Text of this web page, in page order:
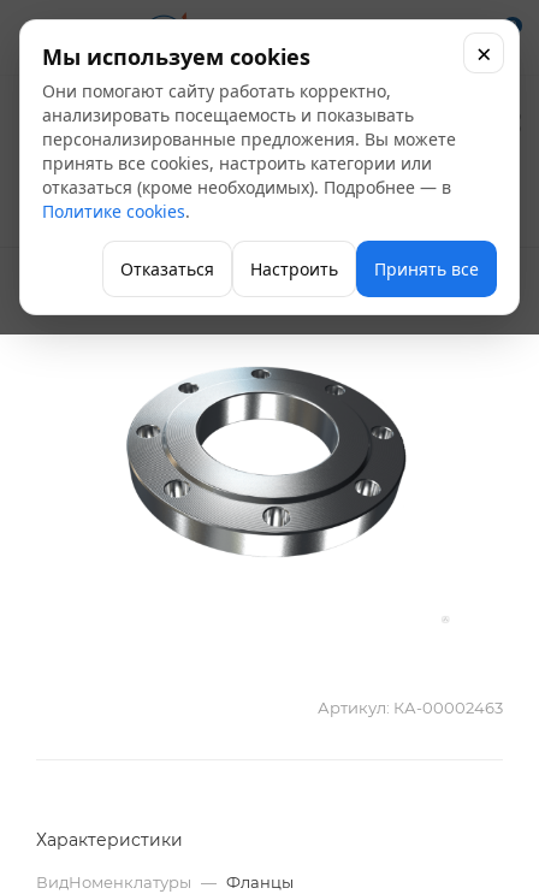
0
Фланец стальной
для ПЭ трубы Д32
Трубы и трубодетали
Артикул: КА-00002463
Характеристики
ВидНоменклатуры — Фланцы
Мы используем cookies
Они помогают сайту работать корректно,
анализировать посещаемость и показывать
персонализированные предложения. Вы можете
принять все cookies, настроить категории или
отказаться (кроме необходимых). Подробнее — в
Политике cookies.
Отказаться Настроить Принять все
×